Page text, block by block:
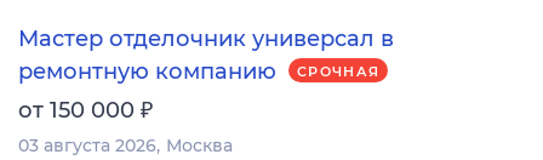
Мастер отделочник универсал в
ремонтную компанию
СРОЧНАЯ
от 150 000 ₽
03 августа 2026 Москва